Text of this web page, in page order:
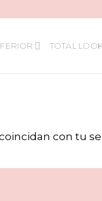
TOTAL
con tu